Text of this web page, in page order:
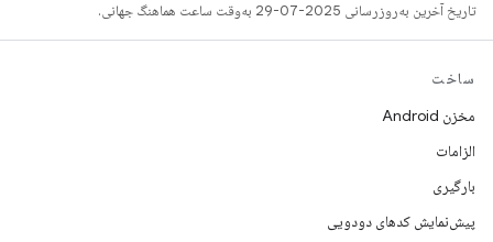
تاریخ آخرین به‌روزرسانی 2025-07-29 به‌وقت ساعت هماهنگ جهانی.
ساخت
مخزن Android
الزامات
بارگیری
پیش‌نمایش کدهای دودویی